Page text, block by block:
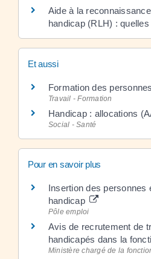
Aide à la
handicap (RLH) :
Et aussi
Formation des
Travail - Formation
Handicap : allocations
Social - Santé
Pour en savoir plus
Insertion des personnes
handicap
Pôle emploi
Avis de recrutement de
handicapés dans la
Ministère chargé de la